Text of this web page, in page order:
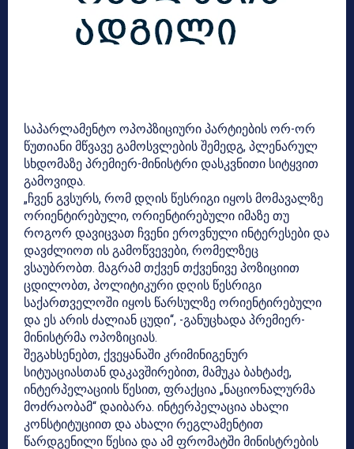
საპარლამენტო ოპოპზიციური პარტიების ორ-ორ
წუთიანი მწვავე გამოსვლების შემედგ, პლენარულ
სხდომაზე პრემიერ-მინისტრი დასკვნითი სიტყვით
გამოვიდა.
„ჩვენ გვსურს, რომ დღის წესრიგი იყოს მომავალზე
ორიენტირებული, ორიენტირებული იმაზე თუ
როგორ დავიცვათ ჩვენი ეროვნული ინტერესები და
დავძლიოთ ის გამოწვევები, რომელზეც
ვსაუბრობთ. მაგრამ თქვენ თქვენივე პოზიციით
ცდილობთ, პოლიტიკური დღის წესრიგი
საქართველოში იყოს წარსულზე ორიენტირებული
და ეს არის ძალიან ცუდი“, -განუცხადა პრემიერ-
მინისტრმა ოპოზიციას.
შეგახსენებთ, ქვეყანაში კრიმინიგენურ
სიტუაციასთან დაკავშირებით, მამუკა ბახტაძე,
ინტერპელაციის წესით, ფრაქცია „ნაციონალურმა
მოძრაობამ“ დაიბარა. ინტერპელაცია ახალი
კონსტიტუციით და ახალი რეგლამენტით
წარდგენილი წესია და ამ ფრომატში მინისტრების